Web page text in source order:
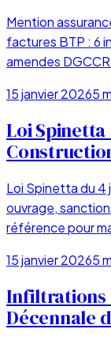
Mention
factures BTP : 6
amendes
15 janvier 20265
Loi
Loi Spinetta du 4
ouvrage,
référence pour
15 janvier 20265
Infiltrations
Décennale